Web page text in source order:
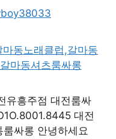
유흥주점 대전룸싸
대전
싸롱 안녕하세요